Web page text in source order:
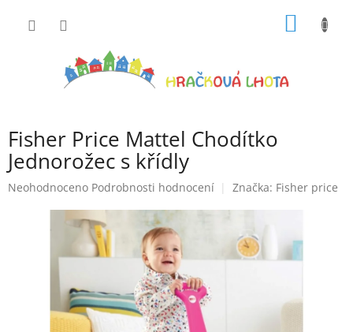
Fisher Price Mattel Chodítko
Jednorožec s křídly
Průměrné
hvězdiček.
Neohodnoceno Podrobnosti hodnocení Značka: Fisher price